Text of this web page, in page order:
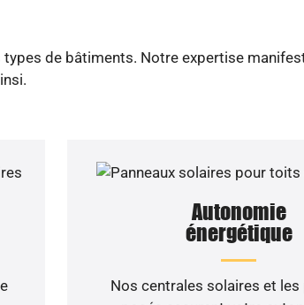
de bâtiments. Notre expertise
Autonomie
énergétique
Nos centrales solaires et les